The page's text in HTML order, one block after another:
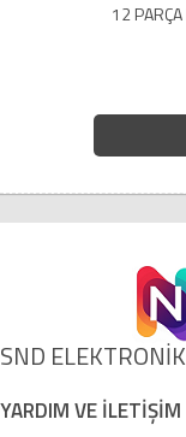
SND
YARDIM VE İLETİŞİM